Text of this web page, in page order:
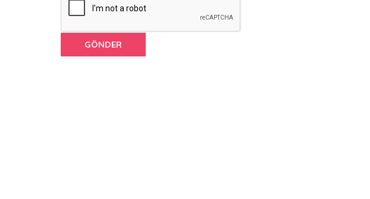
GÖNDER